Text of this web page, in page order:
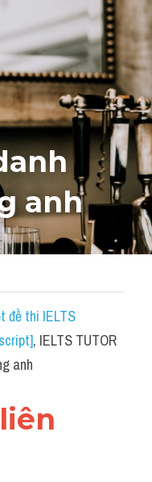
anh
đề thi IELTS
, IELTS TUTOR
anh